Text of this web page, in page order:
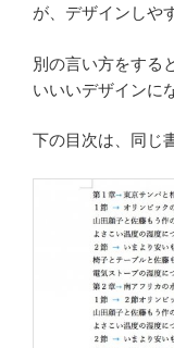
が、デザインしや
別の言い方をする
いいいデザインに
下の目次は、同じ